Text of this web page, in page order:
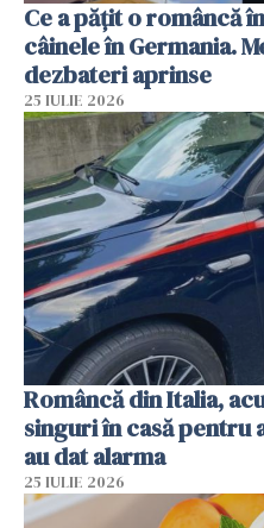
Ce a pățit o româncă
câinele în Germania.
dezbateri aprinse
25 IULIE 2026
Româncă din Italia,
singuri în casă pentru
au dat alarma
25 IULIE 2026